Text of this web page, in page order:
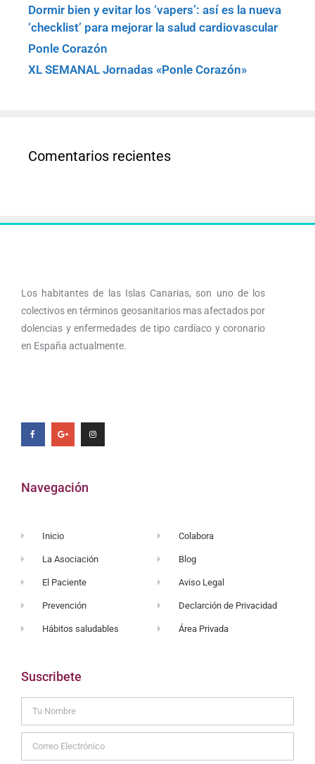
Dormir bien y evitar los ‘vapers’: así es la nueva
‘checklist’ para mejorar la salud cardiovascular
Ponle Corazón
XL SEMANAL Jornadas «Ponle Corazón»
Comentarios recientes
Los habitantes de las Islas Canarias, son uno de los
colectivos en términos geosanitarios mas afectados por
dolencias y enfermedades de tipo cardíaco y coronario
en España actualmente.
Navegación
Inicio
La Asociación
El Paciente
Prevención
Hábitos saludables
Colabora
Blog
Aviso Legal
Declarción de Privacidad
Área Privada
Suscribete